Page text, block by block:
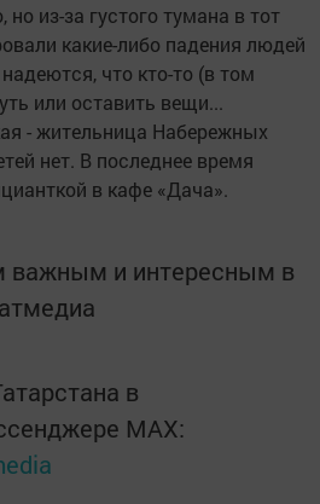
но из-за густого тумана в тот
какие-либо падения людей
что кто-то (в том
или оставить вещи...
- жительница Набережных
нет. В последнее время
в кафе «Дача».
важным и интересным в
в
MАХ: